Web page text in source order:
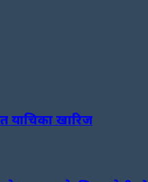
याचिका खारिज